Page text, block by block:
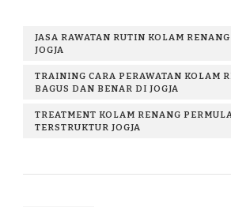
JASA RAWATAN RUTIN KOLAM
JOGJA
TRAINING CARA PERAWATAN KOLAM
BAGUS DAN BENAR DI JOGJA
TREATMENT KOLAM RENANG
TERSTRUKTUR JOGJA